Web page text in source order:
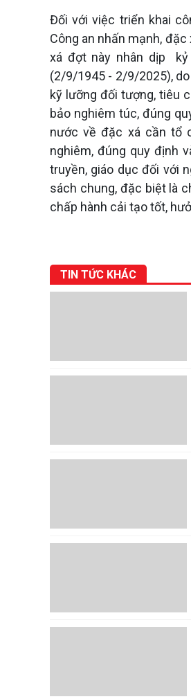
Đối với việc triển khai
Công an nhấn mạnh,
xá đợt này nhân dịp kỷ
(2/9/1945 - 2/9/2025),
kỹ lưỡng đối tượng, tiêu
bảo nghiêm túc, đúng
nước về đặc xá cần tổ
nghiêm, đúng quy định
truyền, giáo dục đối với
sách chung, đặc biệt là
chấp hành cải tạo tốt,
TIN TỨC KHÁC